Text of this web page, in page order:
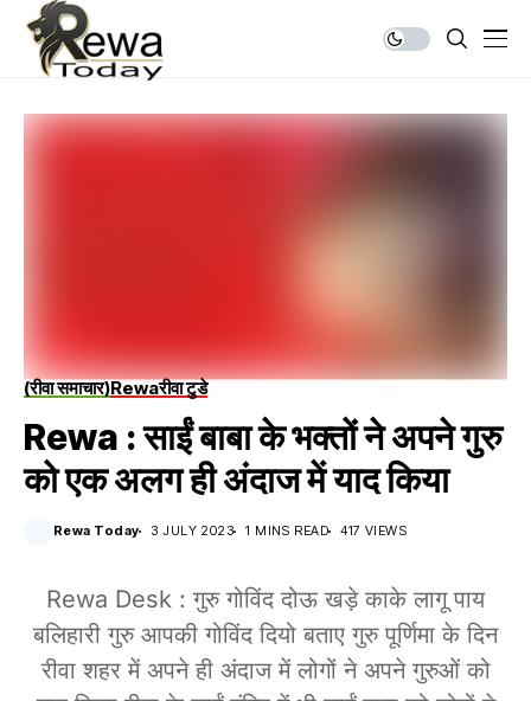
(रीवा समाचार)Rewaरीवा टुडे
Rewa : साईं बाबा के भक्तों ने अपने गुरु
को एक अलग ही अंदाज में याद किया
Rewa Today 3 JULY 2023 1 MINS READ 417 VIEWS
Rewa Desk : गुरु गोविंद दोऊ खड़े काके लागू पाय
बलिहारी गुरु आपकी गोविंद दियो बताए गुरु पूर्णिमा के दिन
रीवा शहर में अपने ही अंदाज में लोगों ने अपने गुरुओं को